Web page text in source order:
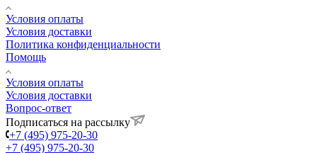
Условия оплаты
Условия доставки
Политика конфиденциальности
Помощь
Условия оплаты
Условия доставки
Вопрос-ответ
Подписаться на рассылку
+7 (495) 975-20-30
+7 (495) 975-20-30